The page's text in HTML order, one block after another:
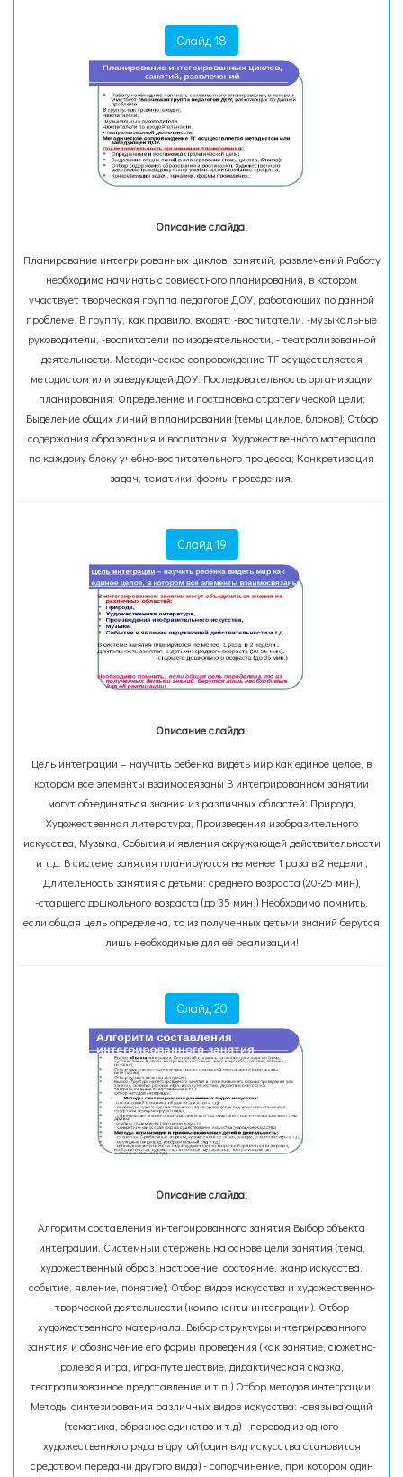
Слайд 18
Описание слайда:
Планирование интегрированных циклов, занятий, развлечений Работу
необходимо начинать с совместного планирования, в котором
участвует творческая группа педагогов ДОУ, работающих по данной
проблеме. В группу, как правило, входят: -воспитатели, -музыкальные
руководители, -воспитатели по изодеятельности, - театрализованной
деятельности. Методическое сопровождение ТГ осуществляется
методистом или заведующей ДОУ. Последовательность организации
планирования: Определение и постановка стратегической цели;
Выделение общих линий в планировании (темы циклов, блоков); Отбор
содержания образования и воспитания. Художественного материала
по каждому блоку учебно-воспитательного процесса; Конкретизация
задач, тематики, формы проведения.
Слайд 19
Описание слайда:
Цель интеграции – научить ребёнка видеть мир как единое целое, в
котором все элементы взаимосвязаны В интегрированном занятии
могут объединяться знания из различных областей: Природа,
Художественная литература, Произведения изобразительного
искусства, Музыка, События и явления окружающей действительности
и т.д. В системе занятия планируются не менее 1 раза в 2 недели ;
Длительность занятия с детьми: среднего возраста (20-25 мин),
-старшего дошкольного возраста (до 35 мин.) Необходимо помнить,
если общая цель определена, то из полученных детьми знаний берутся
лишь необходимые для её реализации!
Слайд 20
Описание слайда:
Алгоритм составления интегрированного занятия Выбор объекта
интеграции. Системный стержень на основе цели занятия (тема,
художественный образ, настроение, состояние, жанр искусства,
событие, явление, понятие); Отбор видов искусства и художественно-
творческой деятельности (компоненты интеграции). Отбор
художественного материала. Выбор структуры интегрированного
занятия и обозначение его формы проведения (как занятие, сюжетно-
ролевая игра, игра-путешествие, дидактическая сказка,
театрализованное представление и т.п.) Отбор методов интеграции:
Методы синтезирования различных видов искусства: -связывающий
(тематика, образное единство и т.д) - перевод из одного
художественного ряда в другой (один вид искусства становится
средством передачи другого вида) - соподчинение, при котором один